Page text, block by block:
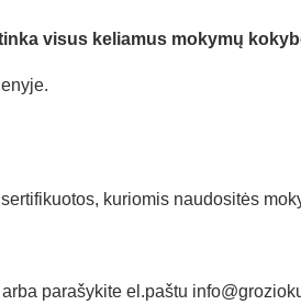
visus keliamus mokymų
kuriomis naudositės
arba parašykite el.paštu